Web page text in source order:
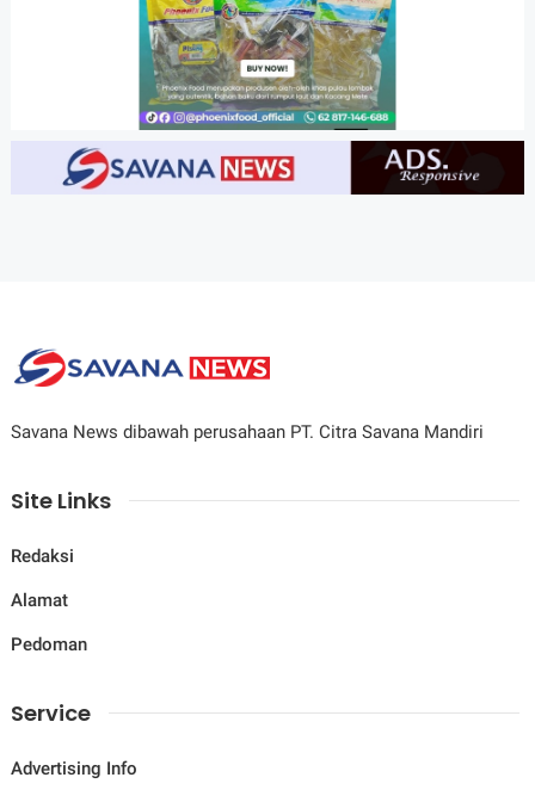
Savana News dibawah perusahaan PT. Citra Savana Mandiri
Site Links
Redaksi
Alamat
Pedoman
Service
Advertising Info